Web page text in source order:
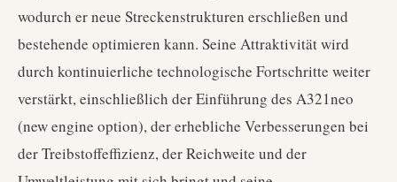
wodurch er neue Streckenstrukturen erschließen und
bestehende optimieren kann. Seine Attraktivität wird
durch kontinuierliche technologische Fortschritte weiter
verstärkt, einschließlich der Einführung des A321neo
(new engine option), der erhebliche Verbesserungen bei
der Treibstoffeffizienz, der Reichweite und der